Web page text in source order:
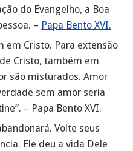
do Evangelho, a Boa
– Papa Bento XVI.
em Cristo. Para extensão
Cristo, também em
são misturados. Amor
sem amor seria
– Papa Bento XVI.
Volte seus
Ele deu a vida Dele